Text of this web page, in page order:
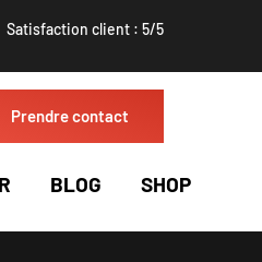
Satisfaction client : 5/5
Prendre contact
BLOG SHOP